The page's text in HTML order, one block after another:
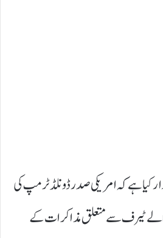
کیا ہے کہ امریکی صدر ڈونلڈ ٹرمپ کی
ٹیرف سے متعلق مذاکرات کے